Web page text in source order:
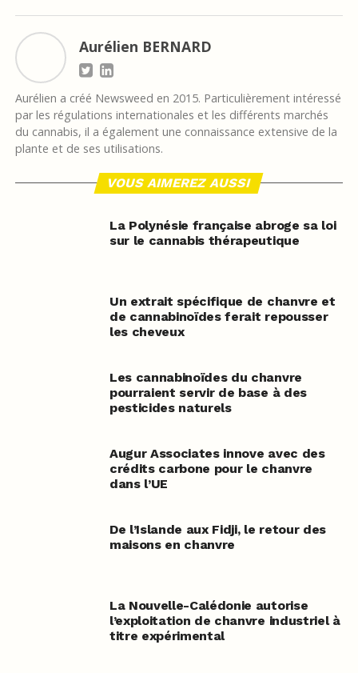
Aurélien BERNARD
Aurélien a créé Newsweed en 2015. Particulièrement intéressé
par les régulations internationales et les différents marchés
du cannabis, il a également une connaissance extensive de la
plante et de ses utilisations.
VOUS AIMEREZ AUSSI
La Polynésie française abroge sa loi
sur le cannabis thérapeutique
Un extrait spécifique de chanvre et
de cannabinoïdes ferait repousser
les cheveux
Les cannabinoïdes du chanvre
pourraient servir de base à des
pesticides naturels
Augur Associates innove avec des
crédits carbone pour le chanvre
dans l’UE
De l’Islande aux Fidji, le retour des
maisons en chanvre
La Nouvelle-Calédonie autorise
l’exploitation de chanvre industriel à
titre expérimental